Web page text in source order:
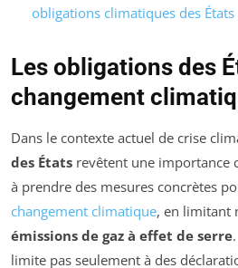
obligations climatiques des États
Les obligations des
changement
Dans le contexte actuel de crise
des États revêtent une importance
à prendre des mesures concrètes
changement climatique, en limitant
émissions de gaz à effet de serre
limite pas seulement à des